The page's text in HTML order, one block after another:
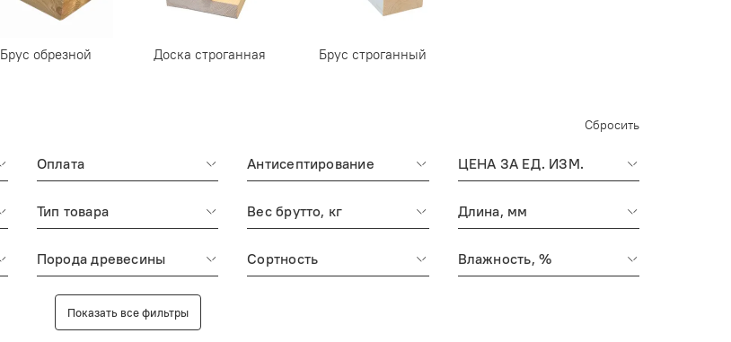
Брус обрезной Доска строганная Брус строганный
Сбросить
Оплата Антисептирование ЦЕНА ЗА ЕД. ИЗМ.
Тип товара Вес брутто, кг Длина, мм
Порода древесины Сортность Влажность, %
Показать все фильтры